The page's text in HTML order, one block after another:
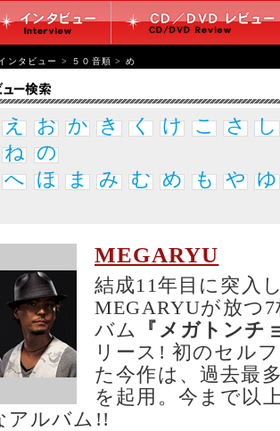
ンタビュー > ５０音順 > め
え お か き く け こ さ し
ね の
へ ほ ま み む め も や ゆ
MEGARYU
結成11年目に突入
MEGARYUが放つ
バム
『メガトンチ
リース! 初のセル
た今作は、過去最
を起用。今まで以
アルバム!!